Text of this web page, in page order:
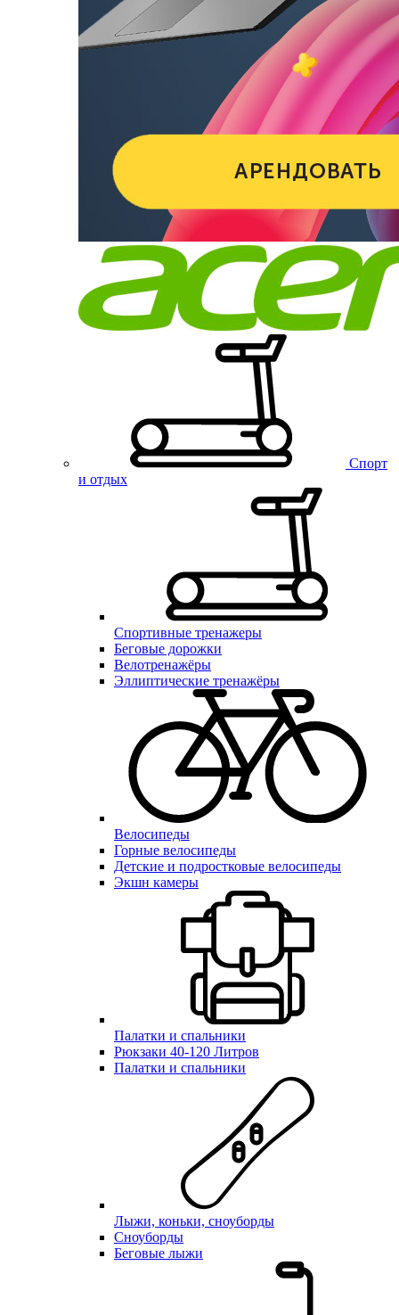
Спорт
и отдых
Спортивные тренажеры
Беговые дорожки
Велотренажёры
Эллиптические тренажёры
Велосипеды
Горные велосипеды
Детские и подростковые велосипеды
Экшн камеры
Палатки и спальники
Рюкзаки 40-120 Литров
Палатки и спальники
Лыжи, коньки, сноуборды
Сноуборды
Беговые лыжи